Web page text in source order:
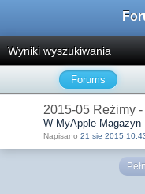
Wyniki wyszukiwania
Forums
2015-05 Reżimy
W MyApple Magazyn
Napisano 21 sie 2015